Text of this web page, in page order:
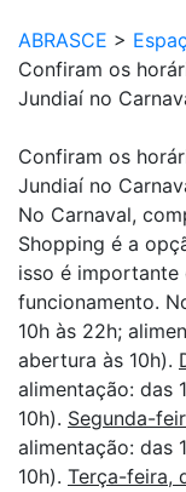
ABRASCE >
Confiram os
Jundiaí no
Confiram os
Jundiaí no
No Carnaval,
Shopping é a
isso é importante
funcionamento.
10h às 22h;
abertura às 10h).
alimentação: das
10h). Segunda-
alimentação: das
10h). Terça-feira,